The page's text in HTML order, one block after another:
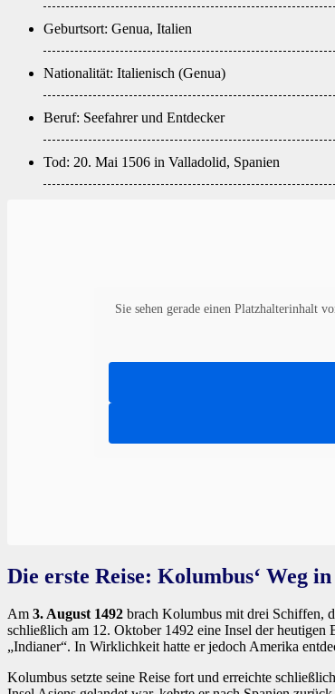
Geburtsort: Genua, Italien
Nationalität: Italienisch (Genua)
Beruf: Seefahrer und Entdecker
Tod: 20. Mai 1506 in Valladolid, Spanien
Sie sehen gerade einen Platzhalterinhalt
Die erste Reise: Kolumbus‘ Weg
Am 3. August 1492 brach Kolumbus mit drei Schiffen,
schließlich am 12. Oktober 1492 eine Insel der heutigen
„Indianer“. In Wirklichkeit hatte er jedoch Amerika
Kolumbus setzte seine Reise fort und erreichte